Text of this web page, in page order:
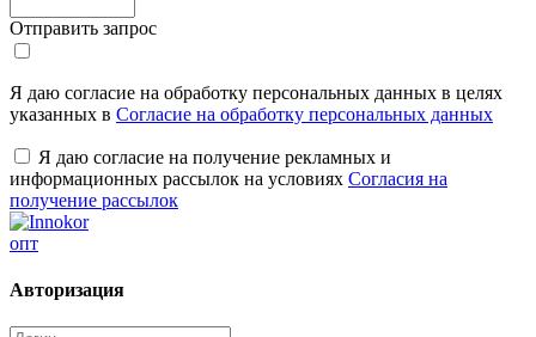
Отправить запрос
Я даю согласие на обработку персональных данных в целях
указанных в Согласие на обработку персональных данных
Я даю согласие на получение рекламных и
информационных рассылок на условиях Согласия на
получение рассылок
опт
Авторизация